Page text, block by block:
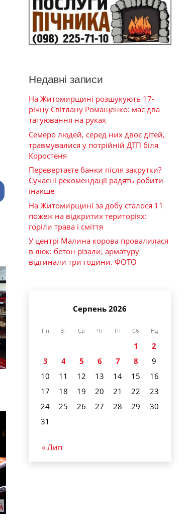
Недавні записи
На Житомирщині розшукують 17-
річну Світлану Ромащенко: має два
татуювання на руках
Семеро людей, серед них двоє дітей,
травмувалися у потрійній ДТП біля
Коростеня
Перевертаєте банки після закрутки?
Сучасні рекомендації радять робити
інакше
На Житомирщині за добу сталося 11
пожеж на відкритих територіях:
горіли трава і сміття
У центрі Малина корова провалилася
в люк: бетон різали, арматуру
відгинали три години. ФОТО
Серпень 2026
Пн Вт Ср Чт Пт Сб Нд
1
2
3
4 5 6 7 8
9
10
11 12 13 14 15
16
17
18 19 20 21 22
23
24
25 26 27 28 29
30
31
« Лип